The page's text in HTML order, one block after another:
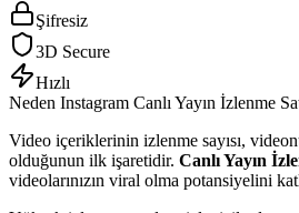
Şifresiz
3D Secure
Hızlı
Neden Instagram Canlı Yayın İzlenme
Video içeriklerinin izlenme sayısı,
olduğunun ilk işaretidir. Canlı Yayın
videolarınızın viral olma potansiyelini